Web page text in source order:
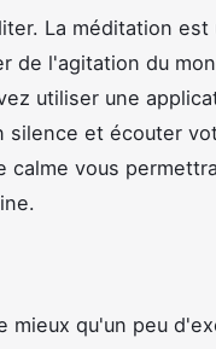
La méditation
de l'agitation du
utiliser une
silence et écouter
calme vous
qu'un peu